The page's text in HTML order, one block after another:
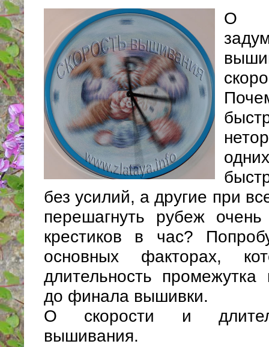
О
без усилий, а другие при
перешагнуть рубеж
крестиков в час?
основных факторах,
длительность
до финала вышивки.
О скорости и
вышивания.